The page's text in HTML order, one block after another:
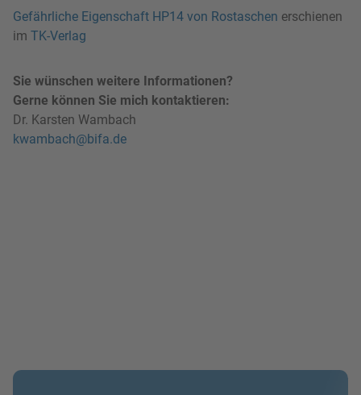
Gefährliche Eigenschaft HP14 von Rostaschen erschienen
im TK-Verlag
Sie wünschen weitere Informationen?
Gerne können Sie mich kontaktieren:
Dr. Karsten Wambach
kwambach@bifa.de